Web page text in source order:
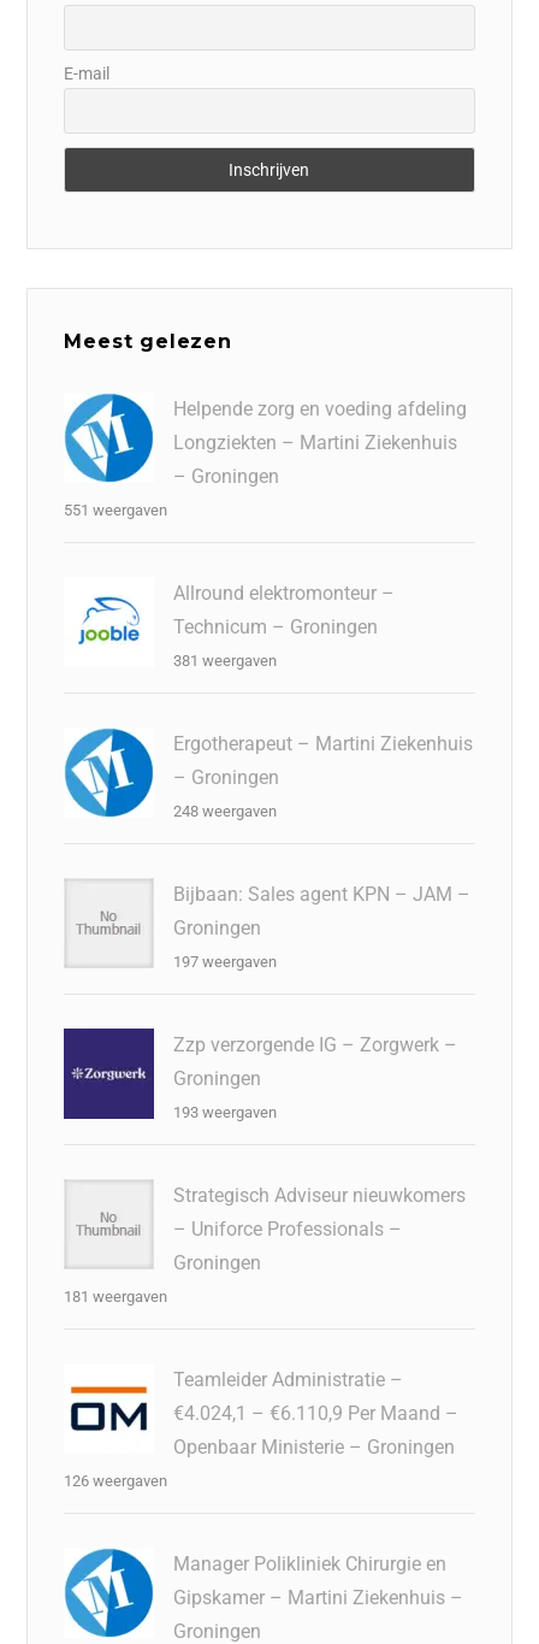
E-mail
Meest gelezen
Helpende zorg en voeding afdeling
Longziekten – Martini Ziekenhuis
– Groningen
551 weergaven
Allround elektromonteur –
Technicum – Groningen
381 weergaven
Ergotherapeut – Martini Ziekenhuis
– Groningen
248 weergaven
Bijbaan: Sales agent KPN – JAM –
Groningen
197 weergaven
Zzp verzorgende IG – Zorgwerk –
Groningen
193 weergaven
Strategisch Adviseur nieuwkomers
– Uniforce Professionals –
Groningen
181 weergaven
Teamleider Administratie –
€4.024,1 – €6.110,9 Per Maand –
Openbaar Ministerie – Groningen
126 weergaven
Manager Polikliniek Chirurgie en
Gipskamer – Martini Ziekenhuis –
Groningen